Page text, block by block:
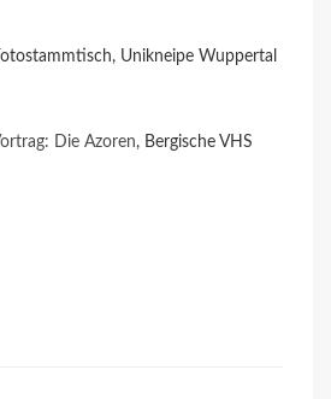
Unikneipe Wuppertal
Die Azoren, Bergische VHS